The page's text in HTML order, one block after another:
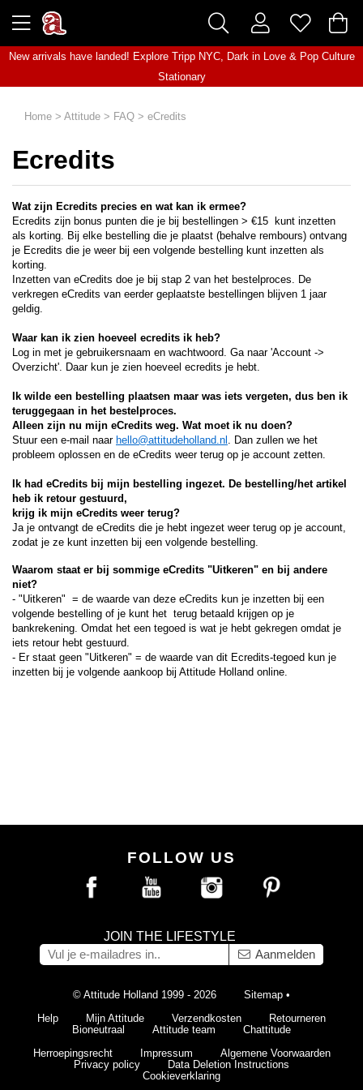
New arrivals have landed! Explore Tripp NYC, Dark in Love& Pop Culture
Stationary
Home > Attitude > FAQ > eCredits
Ecredits
Wat zijn Ecredits precies en wat kan ik ermee?
Ecredits zijn bonus punten die je bij bestellingen > €15 kunt inzetten
als korting. Bij elke bestelling die je plaatst (behalve rembours) ontvang
je Ecredits die je weer bij een volgende bestelling kunt inzetten als
korting.
Inzetten van eCredits doe je bij stap 2 van het bestelproces. De
verkregen eCredits van eerder geplaatste bestellingen blijven 1 jaar
geldig.
Waar kan ik zien hoeveel ecredits ik heb?
Log in met je gebruikersnaam en wachtwoord. Ga naar 'Account ->
Overzicht'. Daar kun je zien hoeveel ecredits je hebt.
Ik wilde een bestelling plaatsen maar was iets vergeten, dus ben ik
teruggegaan in het bestelproces.
Alleen zijn nu mijn eCredits weg. Wat moet ik nu doen?
Stuur een e-mail naar hello@attitudeholland.nl . Dan zullen we het
probleem oplossen en de eCredits weer terug op je account zetten.
Ik had eCredits bij mijn bestelling ingezet. De bestelling/het artikel
heb ik retour gestuurd,
krijg ik mijn eCredits weer terug?
Ja je ontvangt de eCredits die je hebt ingezet weer terug op je account,
zodat je ze kunt inzetten bij een volgende bestelling.
Waarom staat er bij sommige eCredits "Uitkeren" en bij andere
niet?
- "Uitkeren" = de waarde van deze eCredits kun je inzetten bij een
volgende bestelling of je kunt het terug betaald krijgen op je
bankrekening. Omdat het een tegoed is wat je hebt gekregen omdat je
iets retour hebt gestuurd.
- Er staat geen "Uitkeren" = de waarde van dit Ecredits-tegoed kun je
inzetten bij je volgende aankoop bij Attitude Holland online.
FOLLOW US
JOIN THE LIFESTYLE
Aanmelden
© Attitude Holland 1999 - 2026 Sitemap •
Help
Mijn Attitude Verzendkosten
Retourneren
Bioneutraal
Attitude team
Chattitude
Herroepingsrecht
Impressum
Algemene Voorwaarden
Privacy policy
Data Deletion Instructions
Cookieverklaring